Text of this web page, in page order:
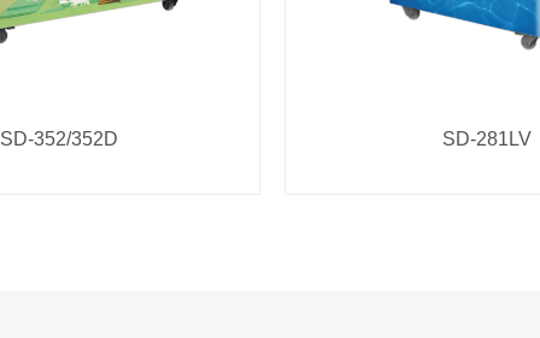
SD-352/352D SD-281LV